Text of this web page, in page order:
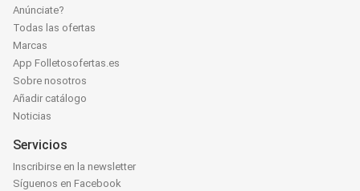
Anúnciate?
Todas las ofertas
Marcas
App Folletosofertas.es
Sobre nosotros
Añadir catálogo
Noticias
Servicios
Inscribirse en la newsletter
Síguenos en Facebook